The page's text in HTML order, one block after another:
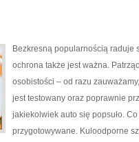
Bezkresną popularnością raduje
ochrona także jest ważna.
osobistości – od razu
jest testowany oraz poprawnie
jakiekolwiek auto się popsuło.
przygotowywane. Kuloodporne